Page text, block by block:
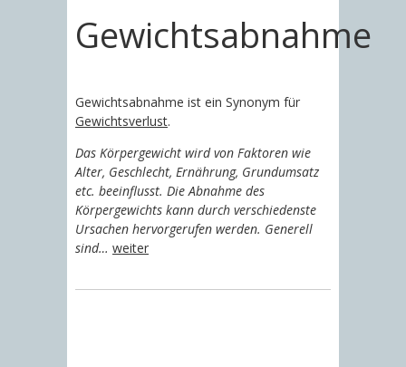
Gewichtsabnahme
Gewichtsabnahme ist ein Synonym für
Gewichtsverlust.
Das Körpergewicht wird von Faktoren wie
Alter, Geschlecht, Ernährung, Grundumsatz
etc. beeinflusst. Die Abnahme des
Körpergewichts kann durch verschiedenste
Ursachen hervorgerufen werden. Generell
sind… weiter